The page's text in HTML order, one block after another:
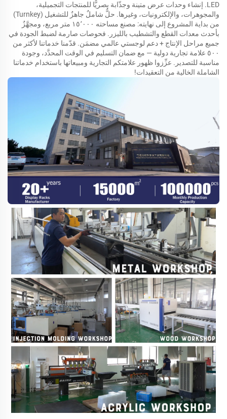
LED. إنشاء وحدات عرض متينة وجذّابة بصريًّا للمنتجات التجميلية،
والمجوهرات، والإلكترونيات، وغيرها. حلٌّ شاملٌ جاهزٌ للتشغيل (Turnkey)
من بداية المشروع إلى نهايته: مصنع مساحته ١٥٬٠٠٠ متر مربع، ومجهَّزٌ
بأحدث معدات القطع والتشطيب بالليزر. فحوصات صارمة لضبط الجودة في
جميع مراحل الإنتاج + دعم لوجستي عالمي مضمَن. قدّمنا خدماتنا لأكثر من
٥٠٠ علامة تجارية دولية — مع ضمان التسليم في الوقت المحدَّد، وجودة
مناسبة للتصدير. عزِّزوا ظهور علامتكم التجارية ومبيعاتها باستخدام خدماتنا
الشاملة الخالية من التعقيدات!